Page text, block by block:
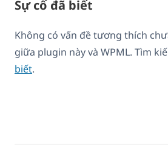
Sự cố đã biết
Không có vấn đề tương thích
giữa plugin này và WPML. Tìm
biết.